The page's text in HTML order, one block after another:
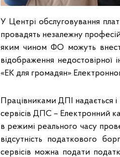
У Центрі обслуговування
провадять незалежну
яким чином ФО можуть
відображення недостовірної
«ЕК для громадян»
Працівниками ДПІ надається
сервісів ДПС – Електронний
в режимі реального часу
відсутність податкового
сервісів можна подати